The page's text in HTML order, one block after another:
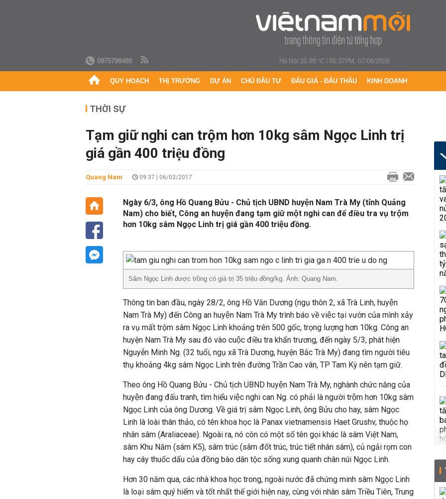
0975798489 Hà Nội 25.99 °C|05:37PM, 07/08/2026
QUY HOẠCH THỊ TRƯỜNG DỰ ÁN CHỦ ĐẦU TƯ ĐẤU GIÁ - ĐẤU THẦU KINH DOANH
THỜI SỰ
Tạm giữ nghi can trộm hơn 10kg sâm Ngọc Linh trị
giá gần 400 triệu đồng
Quang Nam 09:37 | 06/03/2017
Ngày 6/3, ông Hồ Quang Bửu - Chủ tịch UBND huyện Nam Trà My (tỉnh Quảng
Nam) cho biết, Công an huyện đang tạm giữ một nghi can để điều tra vụ trộm
hơn 10kg sâm Ngọc Linh trị giá gần 400 triệu đồng.
Sâm Ngọc Linh được trồng có giá trị 35 triệu đồng/kg. Ảnh: Quang Nam.
Thông tin ban đầu, ngày 28/2, ông Hồ Văn Dương (ngụ thôn 2, xã Trà Linh, huyện
Nam Trà My) đến Công an huyện Nam Trà My trình báo về việc tại vườn của mình xảy
ra vụ mất trộm sâm Ngọc Linh khoảng trên 500 gốc, trọng lượng hơn 10kg. Công an
huyện Nam Trà My sau đó vào cuộc điều tra khẩn trương, đến ngày 5/3, phát hiện
Nguyễn Minh Ng. (32 tuổi, ngụ xã Trà Dương, huyện Bắc Trà My) đang tìm người tiêu
thụ khoảng 4kg sâm Ngọc Linh trên đường Trần Cao vân, TP Tam Kỳ nên tạm giữ.
Theo ông Hồ Quang Bửu - Chủ tịch UBND huyện Nam Trà My, nghành chức năng của
huyện đang đấu tranh, tìm hiểu việc nghi can Ng. có phải là người trộm hơn 10kg sâm
Ngọc Linh của ông Dương. Về giá trị sâm Ngọc Linh, ông Bửu cho hay, sâm Ngọc
Linh là loài thân thảo, có tên khoa học là Panax vietnamensis Haet Grushv, thuộc họ
nhân sâm (Araliaceae). Ngoài ra, nó còn có một số tên gọi khác là sâm Việt Nam,
sâm Khu Năm (sâm K5), sâm trúc (sâm đốt trúc, trúc tiết nhân sâm), củ ngải rọm con
hay cây thuốc dấu của đồng bào dân tộc sống xung quanh chân núi Ngọc Linh.
Hơn 30 năm qua, các nhà khoa học trong, ngoài nước đã chứng minh sâm Ngọc Linh
là loại sâm quý hiếm và tốt nhất thế giới hiện nay, cùng với nhân sâm Triều Tiên, Trung